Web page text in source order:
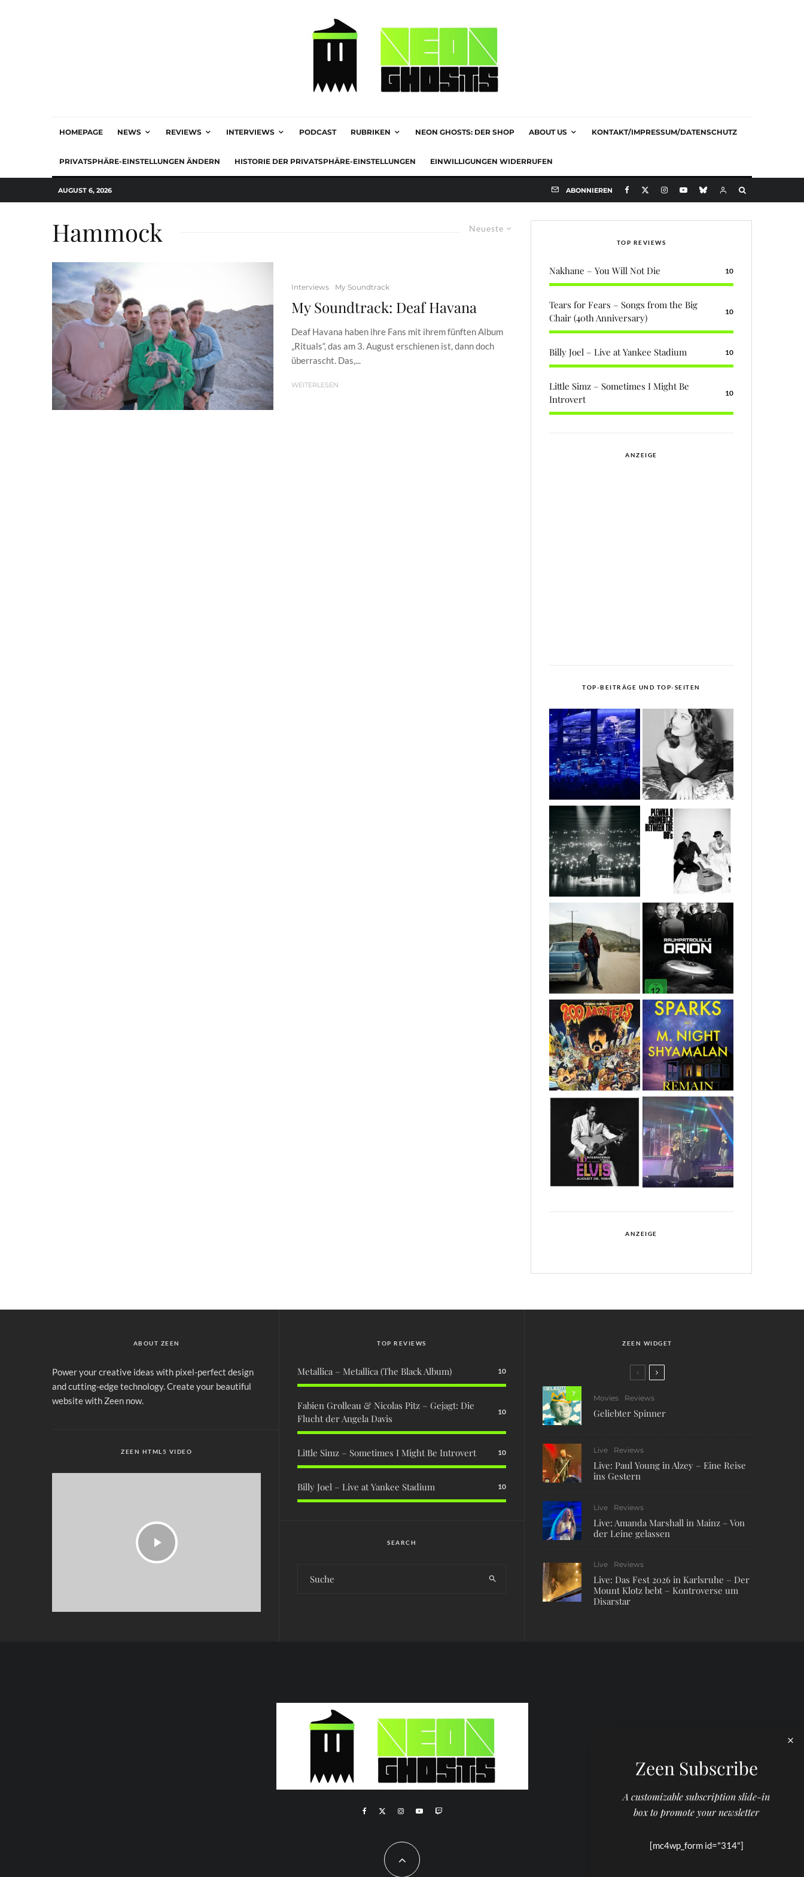
HOMEPAGE NEWS REVIEWS INTERVIEWS PODCAST RUBRIKEN NEON GHOSTS: DER SHOP ABOUT US KONTAKT/IMPRESSUM/DATENSCHUTZ
PRIVATSPHÄRE-EINSTELLUNGEN ÄNDERN HISTORIE DER PRIVATSPHÄRE-EINSTELLUNGEN EINWILLIGUNGEN WIDERRUFEN
AUGUST 6, 2026 ABONNIEREN
Neueste
Hammock
Interviews My Soundtrack
My Soundtrack: Deaf Havana
Deaf Havana haben ihre Fans mit ihrem fünften Album
„Rituals“, das am 3. August erschienen ist, dann doch
überrascht. Das,...
WEITERLESEN
TOP REVIEWS
Nakhane – You Will Not Die 10
Tears for Fears – Songs from the Big
Chair (40th Anniversary)
10
Billy Joel – Live at Yankee Stadium 10
Little Simz – Sometimes I Might Be
Introvert
10
ANZEIGE
TOP-BEITRÄGE UND TOP-SEITEN
ANZEIGE
ABOUT ZEEN
Power your creative ideas with pixel-perfect design
and cutting-edge technology. Create your beautiful
website with Zeen now.
ZEEN HTML5 VIDEO
TOP REVIEWS
Metallica – Metallica (The Black Album) 10
Fabien Grolleau & Nicolas Pitz – Gejagt: Die
Flucht der Angela Davis
10
Little Simz – Sometimes I Might Be Introvert 10
Billy Joel – Live at Yankee Stadium 10
SEARCH
ZEEN WIDGET
7
Movies Reviews
Geliebter Spinner
Live Reviews
Live: Paul Young in Alzey – Eine Reise
ins Gestern
Live Reviews
Live: Amanda Marshall in Mainz – Von
der Leine gelassen
Live Reviews
Live: Das Fest 2026 in Karlsruhe – Der
Mount Klotz bebt – Kontroverse um
Disarstar
Zeen Subscribe
A customizable subscription slide-in
box to promote your newsletter
[mc4wp_form id="314"]